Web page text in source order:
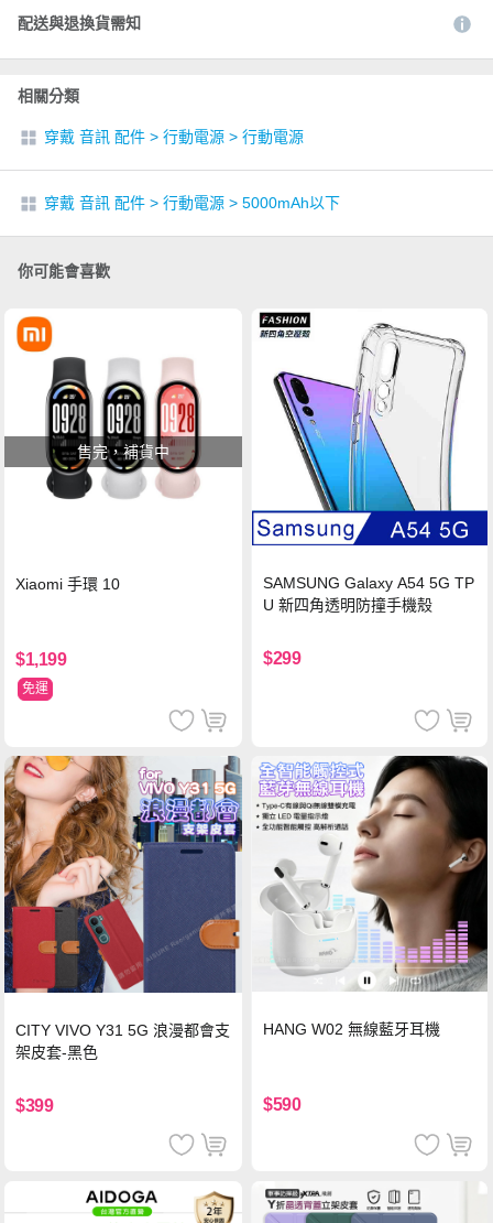
配送與退換貨需知
相關分類
穿戴 音訊 配件 > 行動電源 > 行動電源
穿戴 音訊 配件 > 行動電源 > 5000mAh以下
你可能會喜歡
售完，補貨中
Xiaomi 手環 10
$1,199
免運
SAMSUNG Galaxy A54 5G TP
U 新四角透明防撞手機殼
$299
CITY VIVO Y31 5G 浪漫都會支
架皮套-黑色
$399
HANG W02 無線藍牙耳機
$590